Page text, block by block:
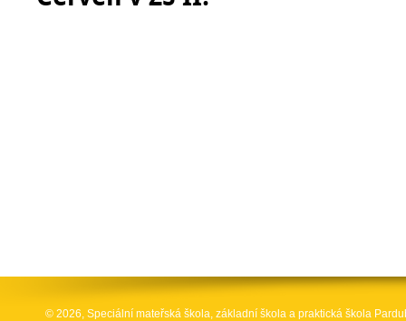
© 2026, Speciální mateřská škola, základní škola a praktická škola